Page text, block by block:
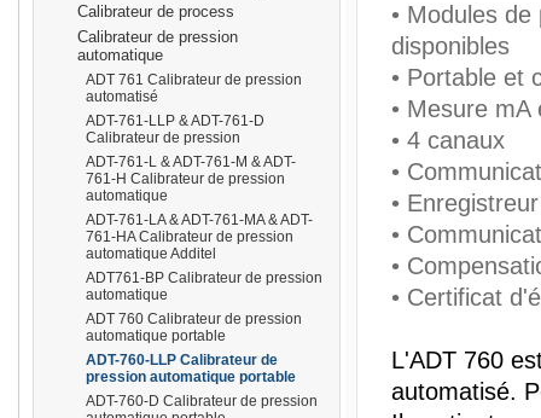
Calibrateur de process
Calibrateur de pression
automatique
ADT 761 Calibrateur de pression
automatisé
ADT-761-LLP & ADT-761-D
Calibrateur de pression
ADT-761-L & ADT-761-M & ADT-
761-H Calibrateur de pression
automatique
ADT-761-LA & ADT-761-MA & ADT-
761-HA Calibrateur de pression
automatique Additel
ADT761-BP Calibrateur de pression
automatique
ADT 760 Calibrateur de pression
automatique portable
ADT-760-LLP Calibrateur de
pression automatique portable
ADT-760-D Calibrateur de pression
• Modules
disponibles
• Portable et
• Mesure mA
• 4 canaux
•
•
•
•
• Certificat
L'ADT 760
automatisé.